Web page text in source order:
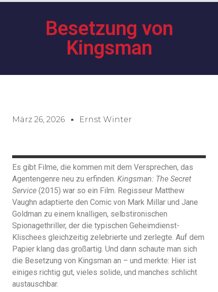
Besetzung von
Kingsman
März 26, 2026 Ernst Winter
Es gibt Filme, die kommen mit dem Versprechen, das
Agentengenre neu zu erfinden. Kingsman: The Secret
Service (2015) war so ein Film. Regisseur Matthew
Vaughn adaptierte den Comic von Mark Millar und Jane
Goldman zu einem knalligen, selbstironischen
Spionagethriller, der die typischen Geheimdienst-
Klischees gleichzeitig zelebrierte und zerlegte. Auf dem
Papier klang das großartig. Und dann schaute man sich
die Besetzung von Kingsman an – und merkte: Hier ist
einiges richtig gut, vieles solide, und manches schlicht
austauschbar.